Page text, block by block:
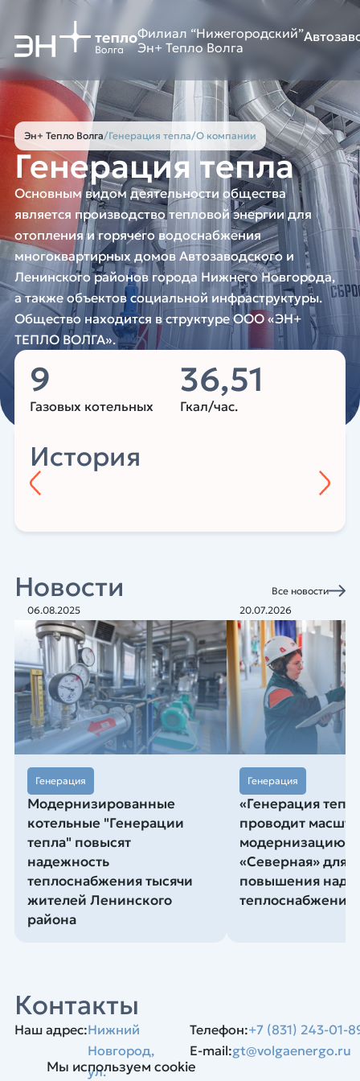
Филиал “Нижегородский”
Эн+ Тепло Волга
Эн+ Тепло Волга/Генерация тепла/О компании
Генерация тепла
Основным видом деятельности общества
является производство тепловой энергии для
отопления и горячего водоснабжения
многоквартирных домов Автозаводского и
Ленинского районов города Нижнего Новгорода,
а также объектов социальной инфраструктуры.
Общество находится в структуре ООО «ЭН+
ТЕПЛО ВОЛГА».
9
Газовых котельных
36,51
Гкал/час.
История
Новости
Все новости
06.08.2025
Генерация
Модернизированные
котельные "Генерации
тепла" повысят
надежность
теплоснабжения тысячи
жителей Ленинского
района
20.07.2026
Генерация
«Генерация
проводит
модернизацию
«Северная» для
повышения
теплоснабжения
Контакты
Наш адрес:Нижний
Новгород,
ул.
Телефон:+7 (831) 243-01-
E-mail:gt@volgaenergo.ru
Мы используем cookie